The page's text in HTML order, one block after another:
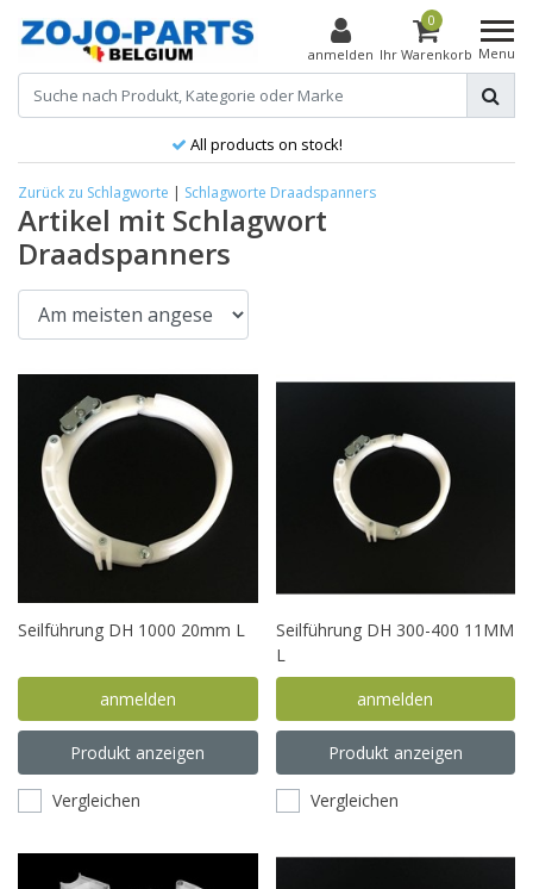
anmelden
0
Ihr Warenkorb Menu
All products on stock!
Zurück zu Schlagworte | Schlagworte Draadspanners
Artikel mit Schlagwort
Draadspanners
Seilführung DH 1000 20mm L
anmelden
Produkt anzeigen
Vergleichen
Seilführung DH 300-400 11MM
L
anmelden
Produkt anzeigen
Vergleichen